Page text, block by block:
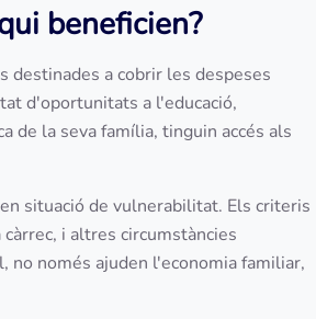
beneficien?
destinades a cobrir les despeses
d'oportunitats a l'educació,
de la seva família, tinguin accés als
situació de vulnerabilitat. Els criteris
i altres circumstàncies
no només ajuden l'economia familiar,